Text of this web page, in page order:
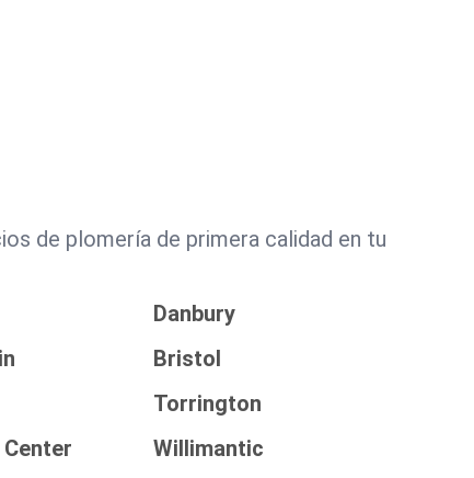
de plomería de primera calidad en tu
Danbury
Bristol
Torrington
Willimantic